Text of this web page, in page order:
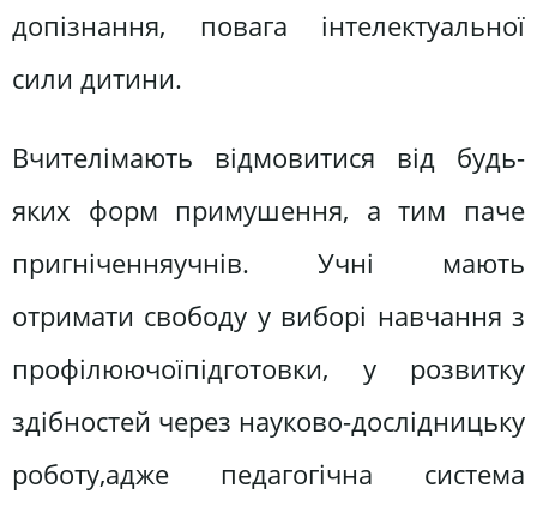
допізнання, повага інтелектуальної
сили дитини.
Вчителімають відмовитися від будь-
яких форм примушення, а тим паче
пригніченняучнів. Учні мають
отримати свободу у виборі навчання з
профілюючоїпідготовки, у розвитку
здібностей через науково-дослідницьку
роботу,адже педагогічна система